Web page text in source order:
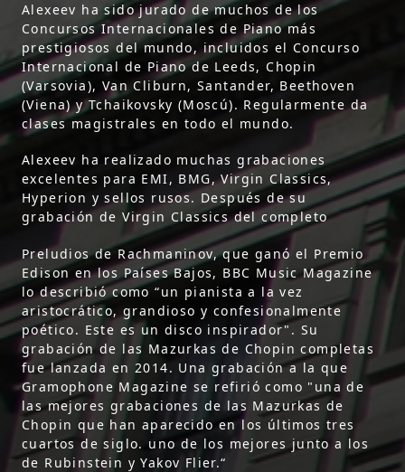
Alexeev ha sido jurado de muchos de los
Concursos Internacionales de Piano más
prestigiosos del mundo, incluidos el Concurso
Internacional de Piano de Leeds, Chopin
(Varsovia), Van Cliburn, Santander, Beethoven
(Viena) y Tchaikovsky (Moscú). Regularmente da
clases magistrales en todo el mundo.
Alexeev ha realizado muchas grabaciones
excelentes para EMI, BMG, Virgin Classics,
Hyperion y sellos rusos. Después de su
grabación de Virgin Classics del completo
Preludios de Rachmaninov, que ganó el Premio
Edison en los Países Bajos, BBC Music Magazine
lo describió como “un pianista a la vez
aristocrático, grandioso y confesionalmente
poético. Este es un disco inspirador". Su
grabación de las Mazurkas de Chopin completas
fue lanzada en 2014. Una grabación a la que
Gramophone Magazine se refirió como "una de
las mejores grabaciones de las Mazurkas de
Chopin que han aparecido en los últimos tres
cuartos de siglo. uno de los mejores junto a los
de Rubinstein y Yakov Flier.“